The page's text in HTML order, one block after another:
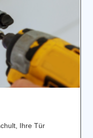
Ihre Tür